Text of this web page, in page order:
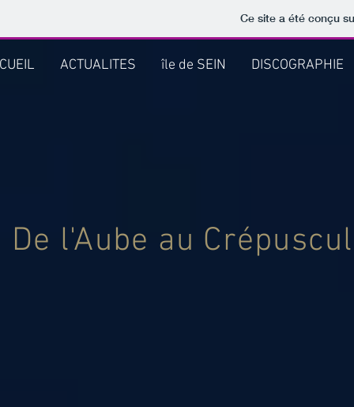
Ce site a été conçu
ACTUALITES île de SEIN DISCOGRAPHIE
De l'Aube au